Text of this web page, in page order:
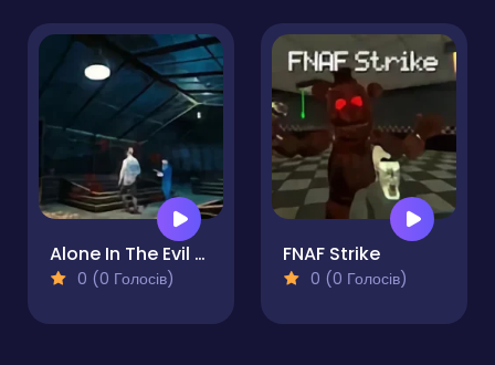
Alone In The Evil Mansion
0 (0 Голосів)
FNAF Strike
0 (0 Голосів)